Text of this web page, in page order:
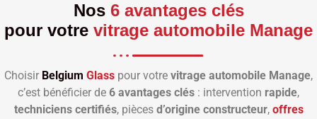
Nos 6 avantages clés
pour votre vitrage automobile Manage
Choisir Belgium Glass pour votre vitrage automobile Manage,
c’est bénéficier de 6 avantages clés : intervention rapide,
techniciens certifiés, pièces d’origine constructeur, offres